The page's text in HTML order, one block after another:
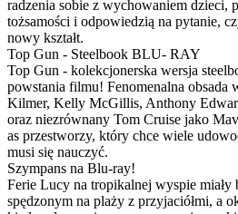
radzenia sobie z wychowaniem dzieci,
tożsamości i odpowiedzią na pytanie,
nowy kształt.
Top Gun - Steelbook BLU- RAY
Top Gun - kolekcjonerska wersja
powstania filmu! Fenomenalna obsada
Kilmer, Kelly McGillis, Anthony
oraz niezrównany Tom Cruise jako
as przestworzy, który chce wiele
musi się nauczyć.
Szympans na Blu-ray!
Ferie Lucy na tropikalnej wyspie miały
spędzonym na plaży z przyjaciółmi, a